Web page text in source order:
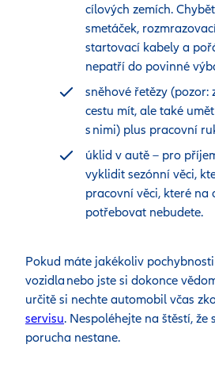
cílových zemích.
smetáček,
startovací kabely a
nepatří do povinné
sněhové řetězy (pozor:
cestu mít, ale také
s nimi) plus pracovní
úklid v autě – pro
vyklidit sezónní věci,
pracovní věci, které na
potřebovat nebudete.
Pokud máte jakékoliv
vozidla nebo jste si dokonce
určitě si nechte automobil včas
servisu. Nespoléhejte na štěstí, že
porucha nestane.